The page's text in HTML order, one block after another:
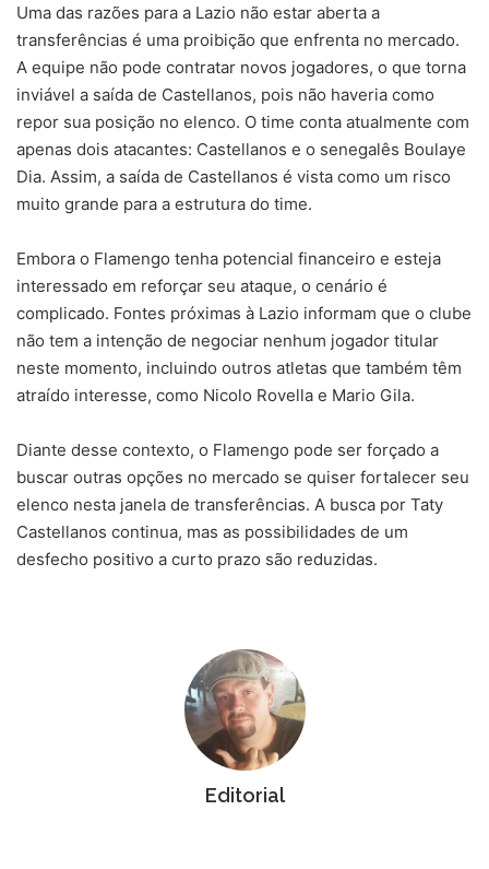
Uma das razões para a Lazio não estar aberta a
transferências é uma proibição que enfrenta no mercado.
A equipe não pode contratar novos jogadores, o que torna
inviável a saída de Castellanos, pois não haveria como
repor sua posição no elenco. O time conta atualmente com
apenas dois atacantes: Castellanos e o senegalês Boulaye
Dia. Assim, a saída de Castellanos é vista como um risco
muito grande para a estrutura do time.
Embora o Flamengo tenha potencial financeiro e esteja
interessado em reforçar seu ataque, o cenário é
complicado. Fontes próximas à Lazio informam que o clube
não tem a intenção de negociar nenhum jogador titular
neste momento, incluindo outros atletas que também têm
atraído interesse, como Nicolo Rovella e Mario Gila.
Diante desse contexto, o Flamengo pode ser forçado a
buscar outras opções no mercado se quiser fortalecer seu
elenco nesta janela de transferências. A busca por Taty
Castellanos continua, mas as possibilidades de um
desfecho positivo a curto prazo são reduzidas.
Editorial